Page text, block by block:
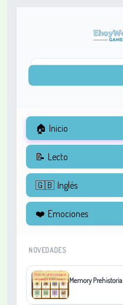
🏠 Inicio
📝 Lecto
🇬🇧 Inglés
❤️ Emociones
NOVEDADES
Memory Prehistoria